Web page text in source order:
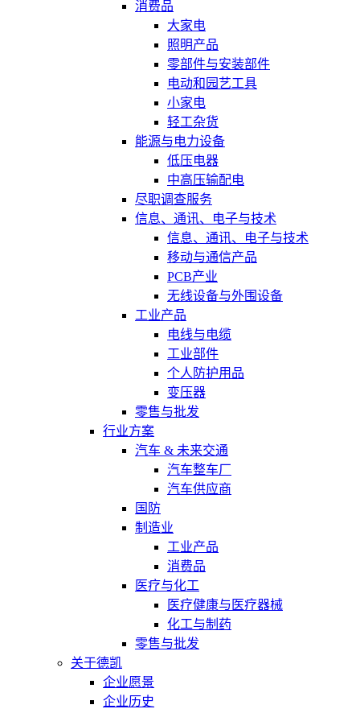
消费品
大家电
照明产品
零部件与安装部件
电动和园艺工具
小家电
轻工杂货
能源与电力设备
低压电器
中高压输配电
尽职调查服务
信息、通讯、电子与技术
信息、通讯、电子与技术
移动与通信产品
PCB产业
无线设备与外围设备
工业产品
电线与电缆
工业部件
个人防护用品
变压器
零售与批发
行业方案
汽车 & 未来交通
汽车整车厂
汽车供应商
国防
制造业
工业产品
消费品
医疗与化工
医疗健康与医疗器械
化工与制药
零售与批发
关于德凯
企业愿景
企业历史